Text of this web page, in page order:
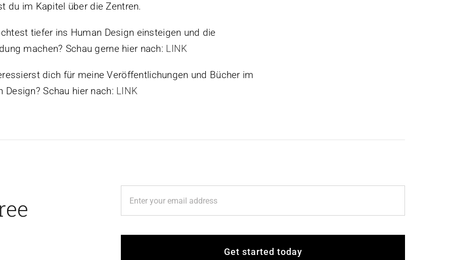
du im Kapitel über die Zentren.
tiefer ins Human Design einsteigen und die
machen? Schau gerne hier nach: LINK
dich für meine Veröffentlichungen und Bücher im
Design? Schau hier nach: LINK
Get started today